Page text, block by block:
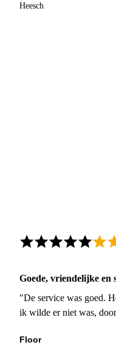
Heesch
Goede, vriendelijke en
"De service was goed.
ik wilde er niet was,
Floor